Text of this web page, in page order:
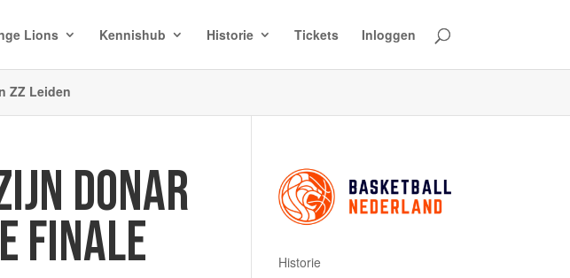
Lions Kennishub Historie Tickets Inloggen
ZZ Leiden
DONAR
FINALE
Historie